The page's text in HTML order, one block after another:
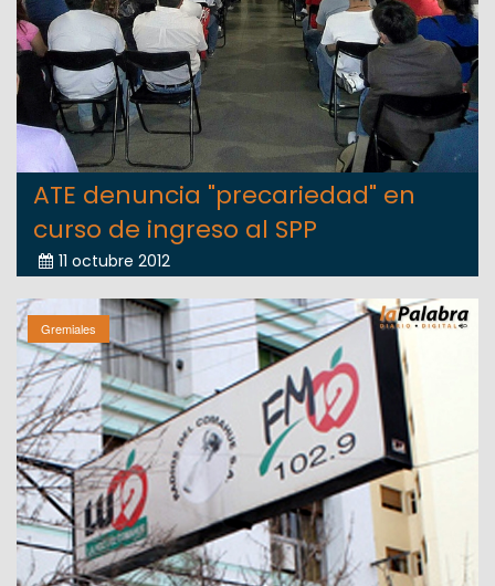
ATE denuncia "precariedad" en
curso de ingreso al SPP
11 octubre 2012
Gremiales